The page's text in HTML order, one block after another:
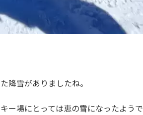
降雪がありましたね。
ー場にとっては恵の雪になったようで